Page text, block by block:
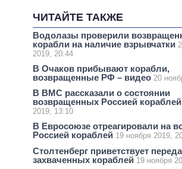
ЧИТАЙТЕ ТАКЖЕ
Водолазы проверили
корабли на наличие взрывчатки
2019, 20:44
В Очаков прибывают корабли,
возвращенные РФ – видео 20
В ВМС рассказали о состоянии
возвращенных Россией кораблей
2019, 13:10
В Евросоюзе отреагировали на
Россией кораблей 19 ноября 2019,
Столтенберг приветствует
захваченных кораблей 19 ноября